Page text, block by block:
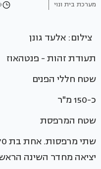
מערכת בית ונוי 9
צילום: אלעד גונן
תעודת זהות - פנטהאוז
שטח חללי הפנים
כ-150 מ"ר
שטח המרפסת
יציאה מחדר השינה